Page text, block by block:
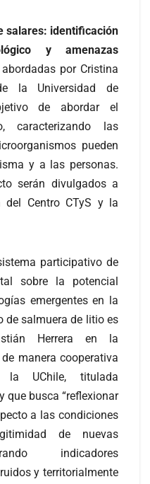
salares: identificación
y amenazas
por Cristina
la Universidad de
de abordar el
caracterizando las
pueden
y a las personas.
serán divulgados a
del Centro CTyS y la
participativo de
sobre la potencial
emergentes en la
de salmuera de litio es
Herrera en la
manera cooperativa
UChile, titulada
y que busca “reflexionar
a las condiciones
de nuevas
indicadores
y territorialmente